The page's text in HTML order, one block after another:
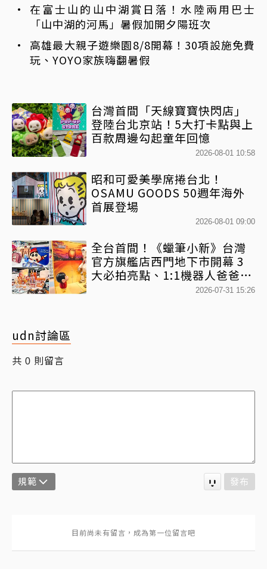
在富士山的山中湖賞日落！水陸兩用巴士
「山中湖的河馬」暑假加開夕陽班次
高雄最大親子遊樂園8/8開幕！30項設施免費
玩、YOYO家族嗨翻暑假
台灣首間「天線寶寶快閃店」
登陸台北京站！5大打卡點與上
百款周邊勾起童年回憶
2026-08-01 10:58
昭和可愛美學席捲台北！
OSAMU GOODS 50週年海外
首展登場
2026-08-01 09:00
全台首間！《蠟筆小新》台灣
官方旗艦店西門地下市開幕 3
大必拍亮點、1:1機器人爸爸、
百款日本直送周邊快搶2026-07-31 15:26
udn討論區
共 0 則留言
規範 發布